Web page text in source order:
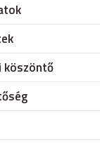
köszöntő